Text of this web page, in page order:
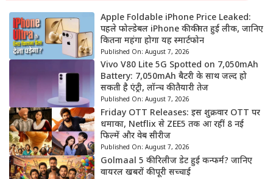
Apple Foldable iPhone Price Leaked:
पहले फोल्डेबल iPhone की कीमत हुई लीक, जानिए
कितना महंगा होगा यह स्मार्टफोन
Published On: August 7, 2026
Vivo V80 Lite 5G Spotted on 7,050mAh
Battery: 7,050mAh बैटरी के साथ जल्द हो
सकती है एंट्री, लॉन्च की तैयारी तेज
Published On: August 7, 2026
Friday OTT Releases: इस शुक्रवार OTT पर
धमाका, Netflix से ZEE5 तक आ रहीं 8 नई
फिल्में और वेब सीरीज
Published On: August 7, 2026
Golmaal 5 की रिलीज डेट हुई कन्फर्म? जानिए
वायरल खबरों की पूरी सच्चाई